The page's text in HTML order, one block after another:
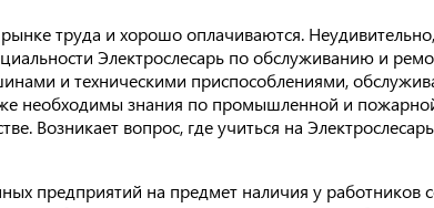
труда и хорошо оплачиваются.
Электрослесарь по обслуживанию и
и техническими приспособлениями,
необходимы знания по промышленной и
Возникает вопрос, где учиться на
предприятий на предмет наличия у работников